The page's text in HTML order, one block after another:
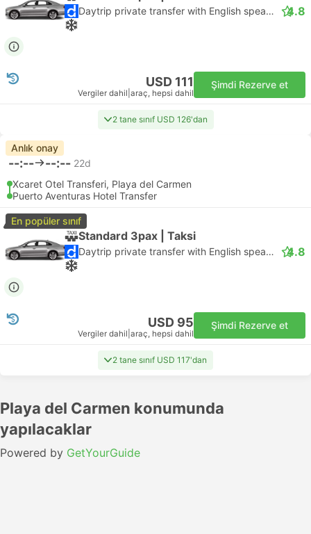
Daytrip private transfer with English speaking driver 4.8
USD 111
Vergiler dahil araç, hepsi dahil
Şimdi Rezerve et
2 tane sınıf USD 126'dan
Anlık onay
--:-- --:-- 22d
Xcaret Otel Transferi, Playa del Carmen
Puerto Aventuras Hotel Transfer
En popüler sınıf
Standard 3pax | Taksi
Daytrip private transfer with English speaking driver 4.8
USD 95
Vergiler dahil araç, hepsi dahil
Şimdi Rezerve et
2 tane sınıf USD 117'dan
Playa del Carmen konumunda
yapılacaklar
Powered by GetYourGuide